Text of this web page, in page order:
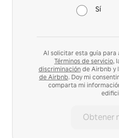
Sí
Al solicitar esta guía para
Términos de servicio,
discriminación de Airbnb y
de Airbnb. Doy mi
comparta mi
Obtener